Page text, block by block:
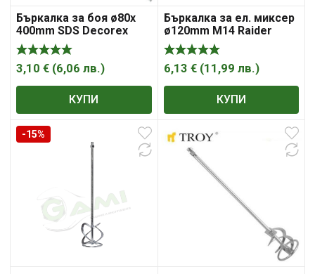
Бъркалка за боя ø80x
400mm SDS Decorex
3,10 € (6,06 лв.)
КУПИ
Бъркалка за ел. миксер
ø120mm М14 Raider
6,13 € (11,99 лв.)
КУПИ
-15%